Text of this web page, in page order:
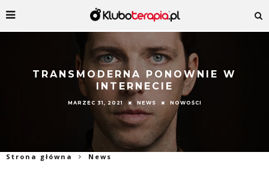
TRANSMODERNA PONOWNIE W
INTERNECIE
MARZEC 31, 2021 NEWS NOWOŚCI
Strona główna News